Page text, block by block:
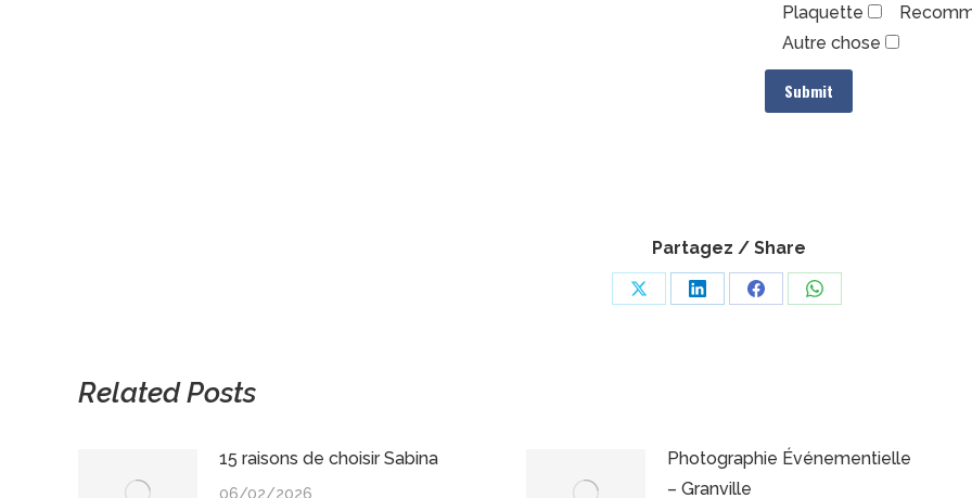
Plaquette
Autre chose
Partagez / Share
Share Share Share Share
Related Posts
15 raisons de choisir Sabina
06/02/2026
Photographie Événementielle
– Granville